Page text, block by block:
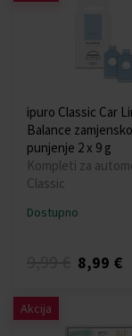
ipuro Classic Car
Balance zamjensko
punjenje 2 x 9 g
Kompleti za
Classic
Dostupno
8,99 €
Akcija